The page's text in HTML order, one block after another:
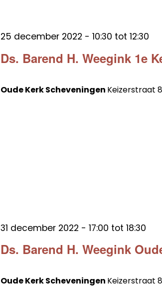
Ds. Barend H. Weegink 1e
25 december 2022 - 10:30 tot 12:30
Oude Kerk Scheveningen Keizerstraat
Ds. Barend H. Weegink
31 december 2022 - 17:00 tot 18:30
Oude Kerk Scheveningen Keizerstraat